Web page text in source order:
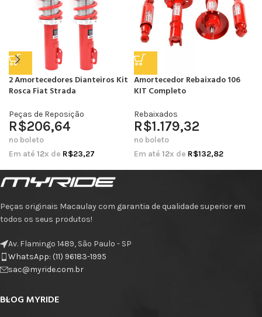
2 Amortecedores Dianteiros Kit
Rosca Fiat Strada
Peças de Reposição
R$206,64
no boleto
Em até 12x de R$23,27
Amortecedor Rebaixado 106
KIT Completo
Rebaixados
R$1.179,32
no boleto
Em até 12x de R$132,82
Peças originais Macaulay com garantia de qualidade superior em
todos os seus produtos!
Av. Flamingo 1489, São Paulo - SP
WhatsApp: (11) 96183-1995
sac@myride.com.br
BLOG MYRIDE